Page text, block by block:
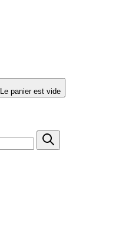
Basculer le mini-panier, Le panier est vide